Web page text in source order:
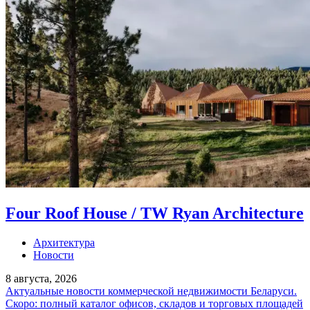
Four Roof House / TW Ryan Architecture
Архитектура
Новости
8 августа, 2026
Актуальные новости коммерческой недвижимости Беларуси.
Скоро: полный каталог офисов, складов и торговых площадей